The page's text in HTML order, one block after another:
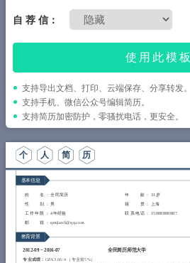
面试自我介绍
简历教程
登录 / 注册
自 荐 信：
使用此模板
支持导出文档、打印、云端保存、分享转发。
支持手机、微信公众号编辑简历。
支持简历加密防护，零骚扰电话，更安全。
个 人 简 历
基本信息
姓 名 ： 全民简历 年 龄 ： 31岁
性 别 ： 男 籍 贯 ： 上海
工作年限
： 4年经验 联系电话 ： 15088888887
邮 箱 ： qmjianli@qq.com
教育背景
2012-09~2016-07 全民简历师范大学
专业成绩： GPA 3.66/4 （专业前5%）